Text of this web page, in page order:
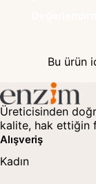
Bu ürün
Üreticisinden
kalite, hak ettiğin
Alışveriş
Kadın